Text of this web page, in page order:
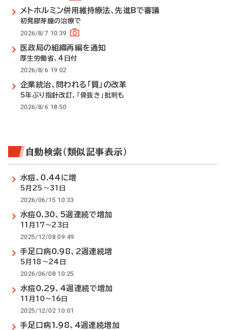
メトホルミン併用維持療法、先進Bで審議
初発膠芽腫の治療で
2026/8/7 10:39
医政局の組織再編を通知
厚生労働省、4日付
2026/8/6 19:02
企業統治、問われる「質」の改革
5年ぶり指針改訂、「骨抜き」批判も
2026/8/6 18:50
自動検索（類似記事表示）
水痘、0.44に増
5月25～31日
2026/06/15 10:33
水痘0.30、5週連続で増加
11月17～23日
2025/12/08 09:49
手足口病0.98、2週連続増
5月18～24日
2026/06/08 10:25
水痘0.29、4週連続で増加
11月10～16日
2025/12/02 10:01
手足口病1.98、4週連続増加